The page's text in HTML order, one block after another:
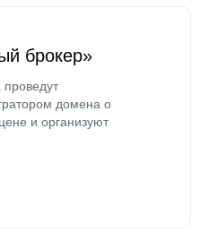
брокер»
домена о
и организуют